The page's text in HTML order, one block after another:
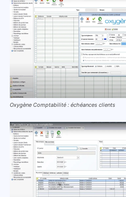
Oxygène Comptabilité : échéances clients